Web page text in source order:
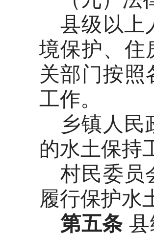
县级以上
境保护、住
关部门按照
工作。
乡镇人民
的水土保持
村民委员
履行保护水
第五条